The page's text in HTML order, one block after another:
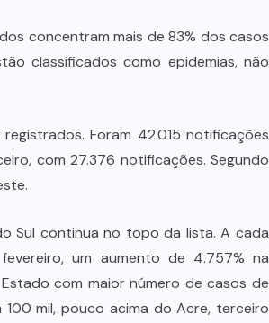
concentram mais de 83% dos casos
classificados como epidemias, não
Foram 42.015 notificações
com 27.376 notificações. Segundo
Sul continua no topo da lista. A cada
um aumento de 4.757% na
com maior número de casos de
mil, pouco acima do Acre, terceiro